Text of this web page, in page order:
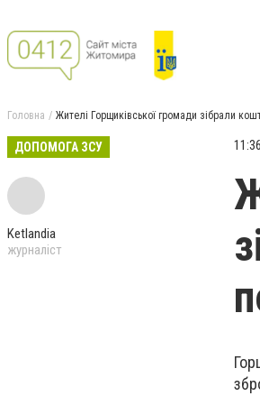
Головна Жителі Горщиківської громади зібрали
ДОПОМОГА ЗСУ
Ketlandia
журналіст